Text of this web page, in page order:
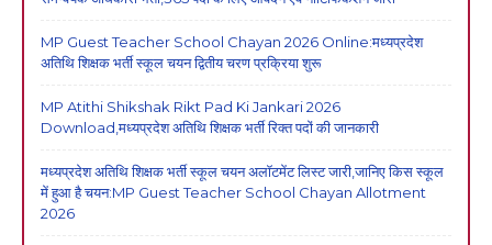
MP Guest Teacher School Chayan 2026 Online:मध्यप्रदेश
अतिथि शिक्षक भर्ती स्कूल चयन द्वितीय चरण प्रक्रिया शुरू
MP Atithi Shikshak Rikt Pad Ki Jankari 2026
Download,मध्यप्रदेश अतिथि शिक्षक भर्ती रिक्त पदों की जानकारी
मध्यप्रदेश अतिथि शिक्षक भर्ती स्कूल चयन अलॉटमेंट लिस्ट जारी,जानिए किस स्कूल
में हुआ है चयन:MP Guest Teacher School Chayan Allotment
2026